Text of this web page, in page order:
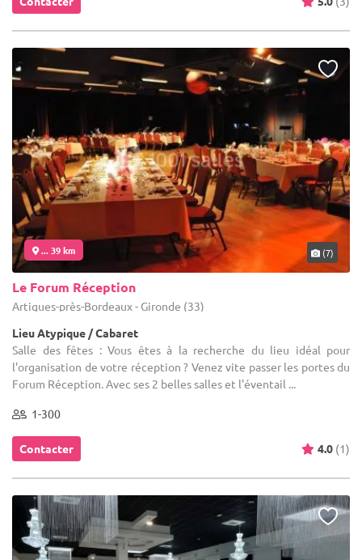
... 39 km (7)
Le Forum Réception
Artigues-près-Bordeaux - Gironde (33)
Lieu Atypique / Cabaret
Salle des fêtes : Vous êtes à la recherche du lieu idéal pour
l'organisation de votre réception ? Venez vite passer les portes du
Forum Réception. Avec ses 2 belles salles et l'éventail ...
1-300
Contacter 4.0 (1)